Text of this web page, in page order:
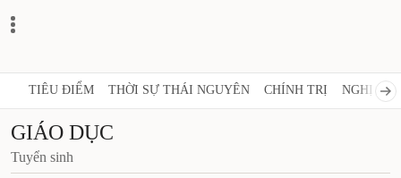
TIÊU ĐIỂM THỜI SỰ THÁI NGUYÊN CHÍNH TRỊ NGHỊ
GIÁO DỤC
Tuyển sinh